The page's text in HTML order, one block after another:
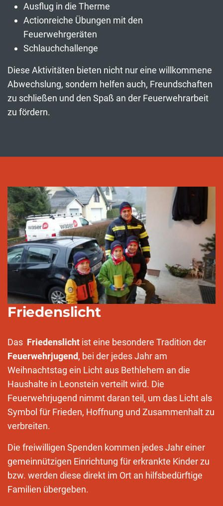
Ausflug in die Therme
Actionreiche Übungen mit den
Feuerwehrgeräten
Schlauchchallenge
Diese Aktivitäten bieten nicht nur eine willkommene
Abwechslung, sondern helfen auch, Freundschaften
zu schließen und den Spaß an der Feuerwehrarbeit
zu fördern.
Friedenslicht
Das Friedenslicht ist eine besondere Tradition der
Feuerwehrjugend, bei der jedes Jahr am
Weihnachtstag ein Licht aus Bethlehem an die
Haushalte in Leonstein verteilt wird. Die
Feuerwehrjugend nimmt daran teil, um das Licht als
Symbol für Frieden, Hoffnung und Zusammenhalt zu
verbreiten.
Die freiwilligen Spenden kommen jedes Jahr einer
gemeinnützigen Einrichtung für erkrankte Kinder zu
bzw. werden diese direkt im Ort an hilfsbedürftige
Familien übergeben.